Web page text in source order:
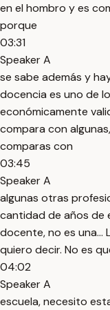
en el hombro y es
porque
03:31
Speaker A
se sabe además y
docencia es uno de
económicamente
compara con
comparas con
03:45
Speaker A
algunas otras
cantidad de años de
docente, no es una...
quiero decir. No es
04:02
Speaker A
escuela, necesito